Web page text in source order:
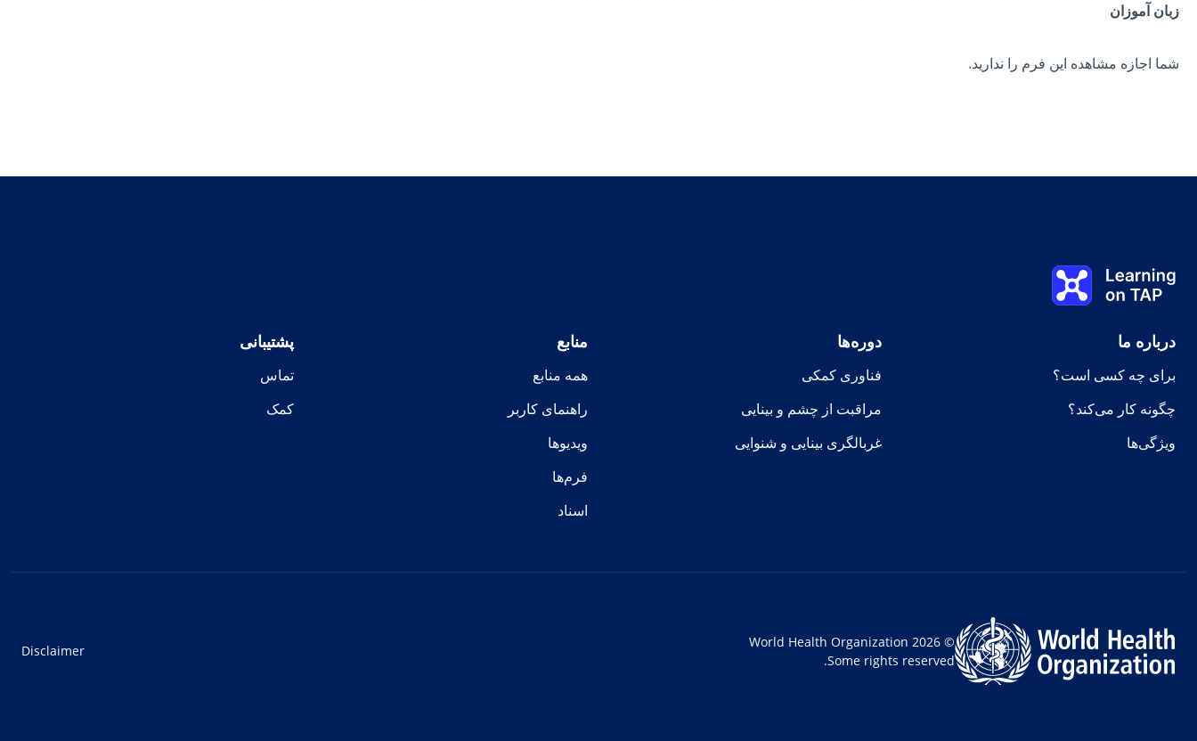
زبان آموزان
شما اجازه مشاهده این فرم را ندارید.
Learning on TAP - خانه
درباره ما
برای چه کسی است؟
چگونه کار می‌کند؟
ویژگی‌ها
دوره‌ها
فناوری کمکی
مراقبت از چشم و بینایی
غربالگری بینایی و شنوایی
منابع
همه منابع
راهنمای کاربر
ویدیوها
فرم‌ها
اسناد
پشتیبانی
تماس
کمک
© World Health Organization 2026
Some rights reserved.
Disclaimer